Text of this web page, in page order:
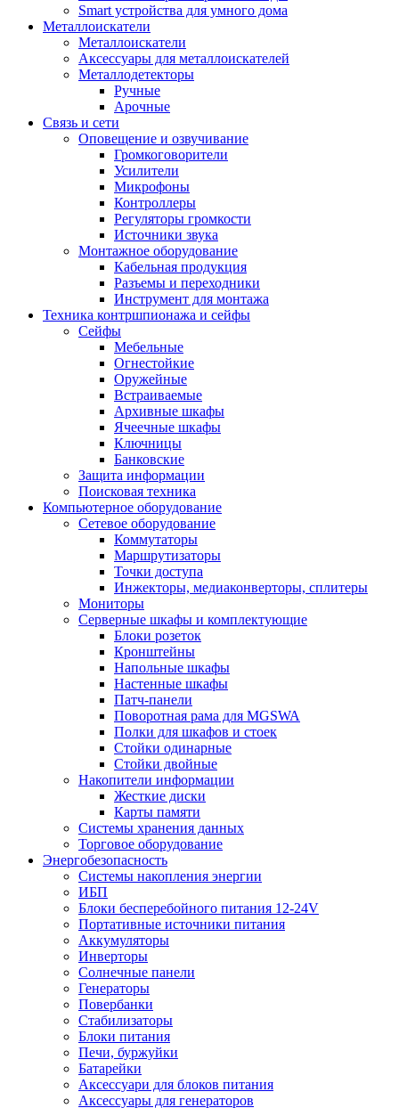
Smart устройства для умного дома
Металлоискатели
Металлоискатели
Аксессуары для металлоискателей
Металлодетекторы
Ручные
Арочные
Связь и сети
Оповещение и озвучивание
Громкоговорители
Усилители
Микрофоны
Контроллеры
Регуляторы громкости
Источники звука
Монтажное оборудование
Кабельная продукция
Разъемы и переходники
Инструмент для монтажа
Техника контршпионажа и сейфы
Сейфы
Мебельные
Огнестойкие
Оружейные
Встраиваемые
Архивные шкафы
Ячеечные шкафы
Ключницы
Банковские
Защита информации
Поисковая техника
Компьютерное оборудование
Сетевое оборудование
Коммутаторы
Маршрутизаторы
Точки доступа
Инжекторы, медиаконверторы, сплитеры
Мониторы
Серверные шкафы и комплектующие
Блоки розеток
Кронштейны
Напольные шкафы
Настенные шкафы
Патч-панели
Поворотная рама для MGSWA
Полки для шкафов и стоек
Стойки одинарные
Стойки двойные
Накопители информации
Жесткие диски
Карты памяти
Системы хранения данных
Торговое оборудование
Энергобезопасность
Системы накопления энергии
ИБП
Блоки бесперебойного питания 12-24V
Портативные источники питания
Аккумуляторы
Инверторы
Солнечные панели
Генераторы
Повербанки
Стабилизаторы
Блоки питания
Печи, буржуйки
Батарейки
Аксессуари для блоков питания
Аксессуары для генераторов